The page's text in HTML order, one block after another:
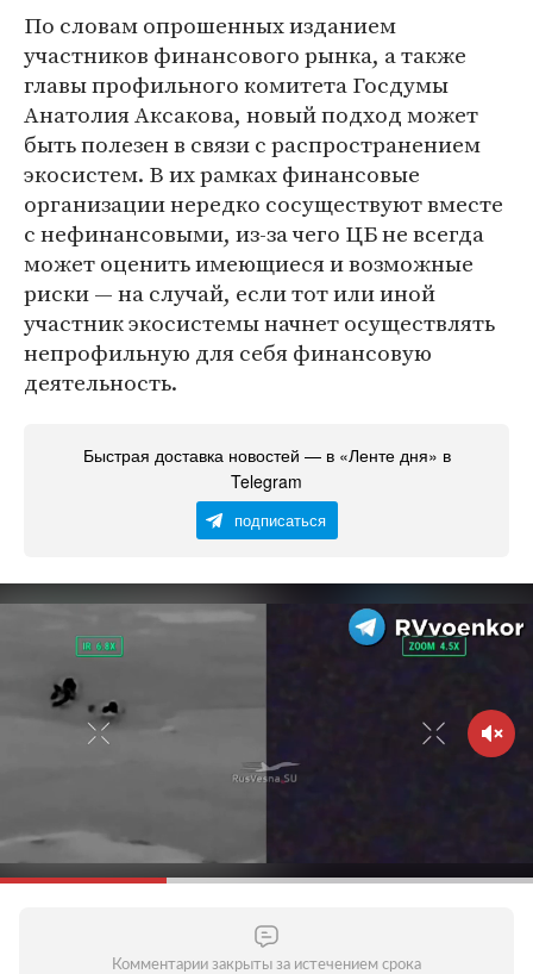
По словам опрошенных изданием
участников финансового рынка, а также
главы профильного комитета Госдумы
Анатолия Аксакова, новый подход может
быть полезен в связи с распространением
экосистем. В их рамках финансовые
организации нередко сосуществуют вместе
с нефинансовыми, из-за чего ЦБ не всегда
может оценить имеющиеся и возможные
риски — на случай, если тот или иной
участник экосистемы начнет осуществлять
непрофильную для себя финансовую
деятельность.
Быстрая доставка новостей — в «Ленте дня» в
Telegram
подписаться
Комментарии закрыты за истечением срока